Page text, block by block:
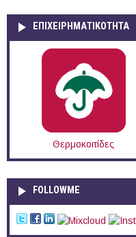
ΕΠΙΧΕΙΡΗΜΑΤΙΚΟΤΗΤΑ
Θερμοκοιτίδες
FOLLOWME